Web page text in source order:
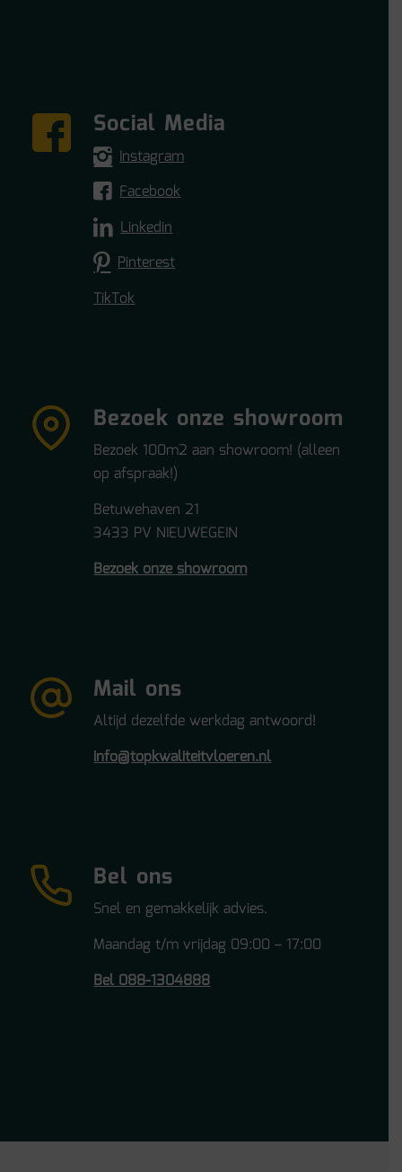
Social Media
Instagram
Facebook
Linkedin
Pinterest
TikTok
Bezoek onze showroom
Bezoek 100m2 aan showroom! (alleen
op afspraak!)
Betuwehaven 21
3433 PV NIEUWEGEIN
Bezoek onze showroom
Mail ons
Altijd dezelfde werkdag antwoord!
info@topkwaliteitvloeren.nl
Bel ons
Snel en gemakkelijk advies.
Maandag t/m vrijdag 09:00 – 17:00
Bel 088-1304888